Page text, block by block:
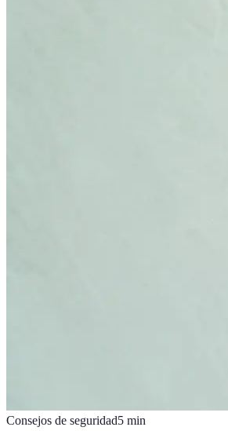
Consejos de seguridad5 min